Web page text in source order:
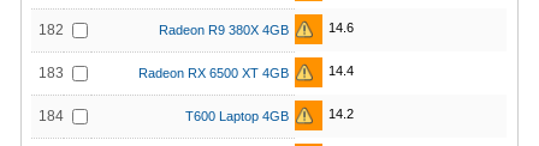
182 Radeon R9 380X 4GB 14.6
183 Radeon RX 6500 XT 4GB 14.4
184 T600 Laptop 4GB 14.2